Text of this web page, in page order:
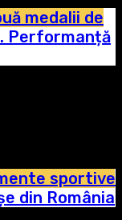
medalii de
Performanță
sportive
din România